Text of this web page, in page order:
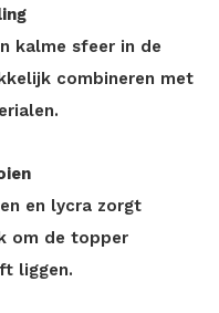
kalme sfeer in de
combineren met
en lycra zorgt
om de topper
liggen.